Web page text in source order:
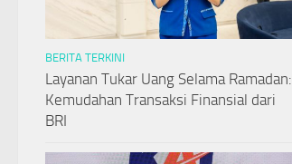
BERITA TERKINI
Layanan Tukar Uang Selama Ramadan:
Kemudahan Transaksi Finansial dari
BRI